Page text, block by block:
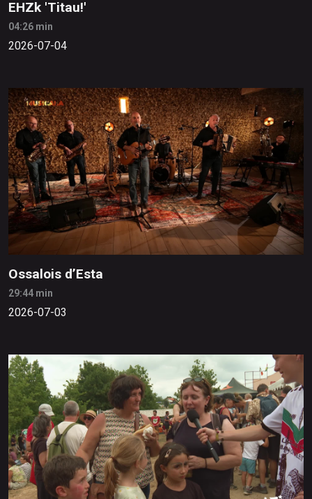
EHZk 'Titau!'
04:26 min
2026-07-04
Ossalois d’Esta
29:44 min
2026-07-03